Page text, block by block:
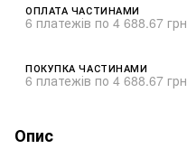
ОПЛАТА ЧАСТИНАМИ
6 платежів по 4 688.67 грн
ПОКУПКА ЧАСТИНАМИ
6 платежів по 4 688.67 грн
Опис